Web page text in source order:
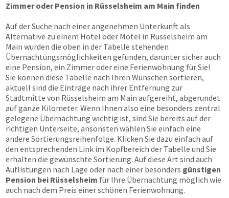
Zimmer oder Pension in Rüsselsheim am Main finden
Auf der Suche nach einer angenehmen Unterkunft als
Alternative zu einem Hotel oder Motel in Rüsselsheim am
Main wurden die oben in der Tabelle stehenden
Übernachtungsmöglichkeiten gefunden, darunter sicher auch
eine Pension, ein Zimmer oder eine Ferienwohnung für Sie!
Sie können diese Tabelle nach Ihren Wünschen sortieren,
aktuell sind die Einträge nach ihrer Entfernung zur
Stadtmitte von Rüsselsheim am Main aufgereiht, abgerundet
auf ganze Kilometer. Wenn Ihnen also eine besonders zentral
gelegene Übernachtung wichtig ist, sind Sie bereits auf der
richtigen Unterseite, ansonsten wählen Sie einfach eine
andere Sortierungsreihenfolge. Klicken Sie dazu einfach auf
den entsprechenden Link im Kopfbereich der Tabelle und Sie
erhalten die gewünschte Sortierung. Auf diese Art sind auch
Auflistungen nach Lage oder nach einer besonders günstigen
Pension bei Rüsselsheim für Ihre Übernachtung möglich wie
auch nach dem Preis einer schönen Ferienwohnung.